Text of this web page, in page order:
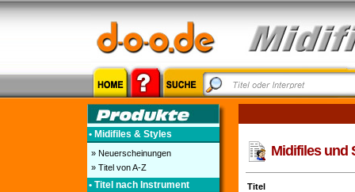
• Midifiles & Styles
» Neuerscheinungen
» Titel von A-Z
• Titel nach Instrument
Midifiles und
Titel